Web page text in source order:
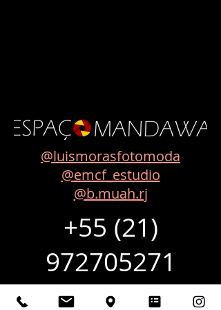
@luismorasfotomoda
@emcf_estudio
@b.muah.rj
+55 (21)
972705271
Site em mantenção